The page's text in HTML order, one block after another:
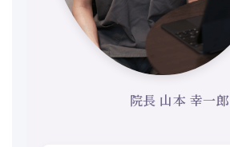
院長 山本 幸一郎